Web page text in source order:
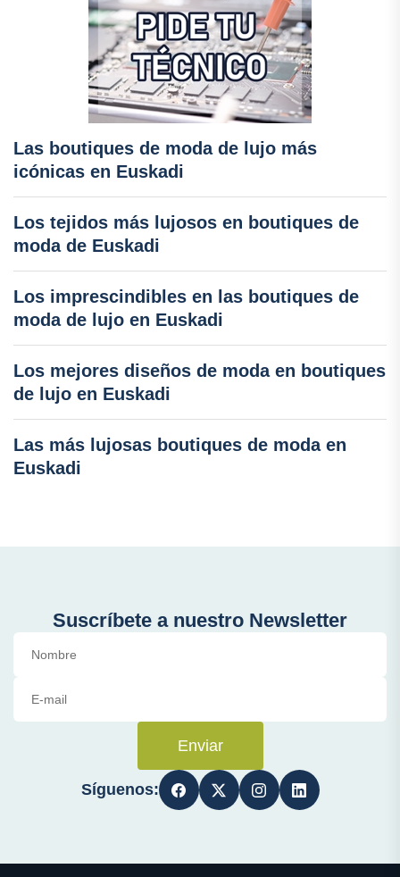
Las boutiques de moda de lujo más
icónicas en Euskadi
Los tejidos más lujosos en boutiques de
moda de Euskadi
Los imprescindibles en las boutiques de
moda de lujo en Euskadi
Los mejores diseños de moda en boutiques
de lujo en Euskadi
Las más lujosas boutiques de moda en
Euskadi
Suscríbete a nuestro Newsletter
Enviar
Síguenos: